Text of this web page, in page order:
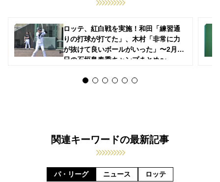
ロッテ、紅白戦を実施！和田「練習通
りの打球が打てた」、木村「非常に力
が抜けて良いボールがいった」〜2月11
日の石垣島春季キャンプまとめ〜
関連キーワードの最新記事
パ・リーグ ニュース ロッテ